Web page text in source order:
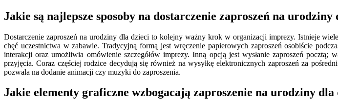
Jakie są najlepsze sposoby na dostarczenie zaproszeń na urodziny
Dostarczenie zaproszeń na urodziny dla dzieci to kolejny ważny krok w organizacji imprezy. Istnieje
chęć uczestnictwa w zabawie. Tradycyjną formą jest wręczenie papierowych zaproszeń osobiście
interakcji oraz umożliwia omówienie szczegółów imprezy. Inną opcją jest wysłanie zaproszeń
przyjęcia. Coraz częściej rodzice decydują się również na wysyłkę elektronicznych zaproszeń za
pozwala na dodanie animacji czy muzyki do zaproszenia.
Jakie elementy graficzne wzbogacają zaproszenie na urodziny dla